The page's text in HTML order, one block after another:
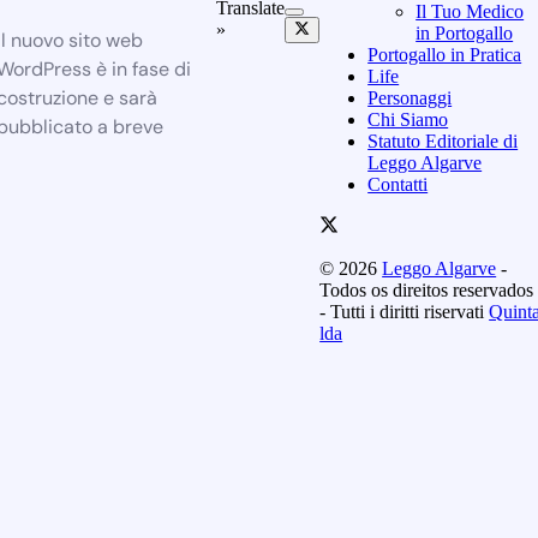
nuovo sito web
è in fase di
e sarà
a breve
Translate
»
Il Tuo Medico
in Portogallo
Portogallo in Pratica
Life
Personaggi
Chi Siamo
Statuto Editoriale di
Leggo Algarve
Contatti
© 2026Leggo Algarve -
Todos os direitos reservados
- Tutti i diritti riservati
lda